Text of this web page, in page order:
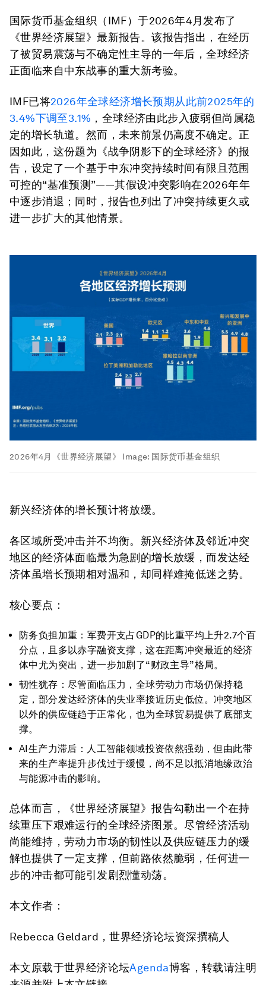
国际货币基金组织（IMF）于2026年4月发布了
《世界经济展望》最新报告。该报告指出，在经历
了被贸易震荡与不确定性主导的一年后，全球经济
正面临来自中东战事的重大新考验。
IMF已将2026年全球经济增长预期从此前2025年的
3.4%下调至3.1% ，全球经济由此步入疲弱但尚属稳
定的增长轨道。然而，未来前景仍高度不确定。正
因如此，这份题为《战争阴影下的全球经济》的报
告，设定了一个基于中东冲突持续时间有限且范围
可控的“基准预测”——其假设冲突影响在2026年年
中逐步消退；同时，报告也列出了冲突持续更久或
进一步扩大的其他情景。
2026年4月《世界经济展望》 Image: 国际货币基金组织
新兴经济体的增长预计将放缓。
各区域所受冲击并不均衡。新兴经济体及邻近冲突
地区的经济体面临最为急剧的增长放缓，而发达经
济体虽增长预期相对温和，却同样难掩低迷之势。
核心要点：
防务负担加重：军费开支占GDP的比重平均上升2.7个百
分点，且多以赤字融资支撑，这在距离冲突最近的经济
体中尤为突出，进一步加剧了“财政主导”格局。
韧性犹存：尽管面临压力，全球劳动力市场仍保持稳
定，部分发达经济体的失业率接近历史低位。冲突地区
以外的供应链趋于正常化，也为全球贸易提供了底部支
撑。
AI生产力滞后：人工智能领域投资依然强劲，但由此带
来的生产率提升步伐过于缓慢，尚不足以抵消地缘政治
与能源冲击的影响。
总体而言，《世界经济展望》报告勾勒出一个在持
续重压下艰难运行的全球经济图景。尽管经济活动
尚能维持，劳动力市场的韧性以及供应链压力的缓
解也提供了一定支撑，但前路依然脆弱，任何进一
步的冲击都可能引发剧烈懂动荡。
本文作者：
Rebecca Geldard，世界经济论坛资深撰稿人
本文原载于世界经济论坛Agenda博客，转载请注明